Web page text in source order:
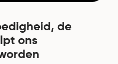
de
ons